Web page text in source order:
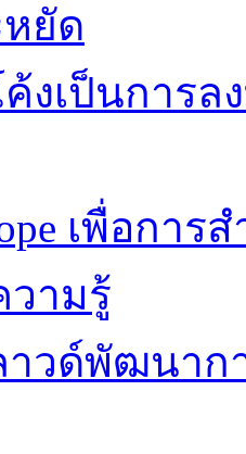
ยัด
งเป็นการ
เพื่อกา
ามรู้
วด์พัฒนาก